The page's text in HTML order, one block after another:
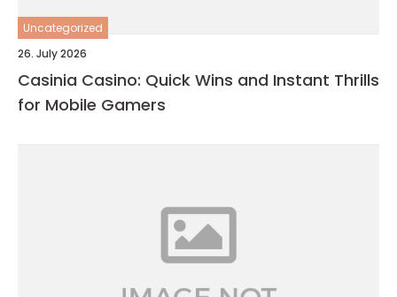
Uncategorized
26. July 2026
Casinia Casino: Quick Wins and Instant Thrills
for Mobile Gamers